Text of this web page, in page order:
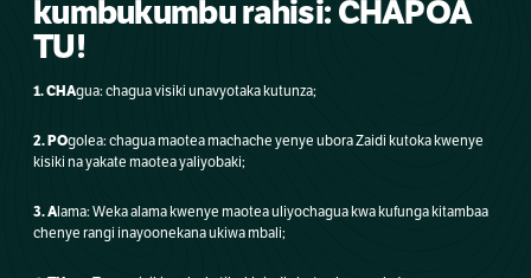
kumbukumbu rahisi: CHAPOA
TU!
1. CHAgua: chagua visiki unavyotaka kutunza;
2. POgolea: chagua maotea machache yenye ubora Zaidi kutoka kwenye
kisiki na yakate maotea yaliyobaki;
3. Alama: Weka alama kwenye maotea uliyochagua kwa kufunga kitambaa
chenye rangi inayoonekana ukiwa mbali;